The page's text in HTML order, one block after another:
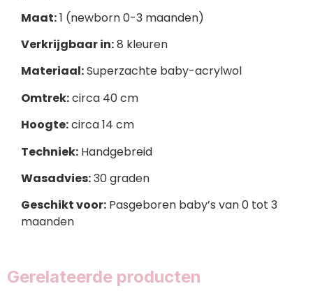
Maat:1 (newborn 0-3 maanden)
Verkrijgbaar in:8 kleuren
Materiaal:Superzachte baby-acrylwol
Omtrek:circa 40 cm
Hoogte:circa 14 cm
Techniek: Handgebreid
Wasadvies:30 graden
Geschikt voor: Pasgeboren baby’s van 0 tot 3
maanden
Gerelateerde producten